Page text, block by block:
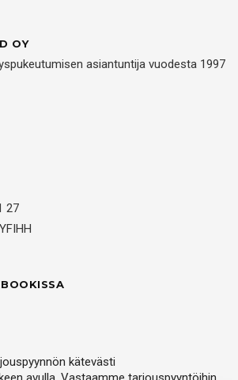
OY
asiantuntija vuodesta 1997
27
kätevästi